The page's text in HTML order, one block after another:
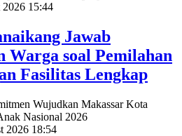
15:44
Jawab
Warga soal Pemilahan
Fasilitas Lengkap
2026 18:54